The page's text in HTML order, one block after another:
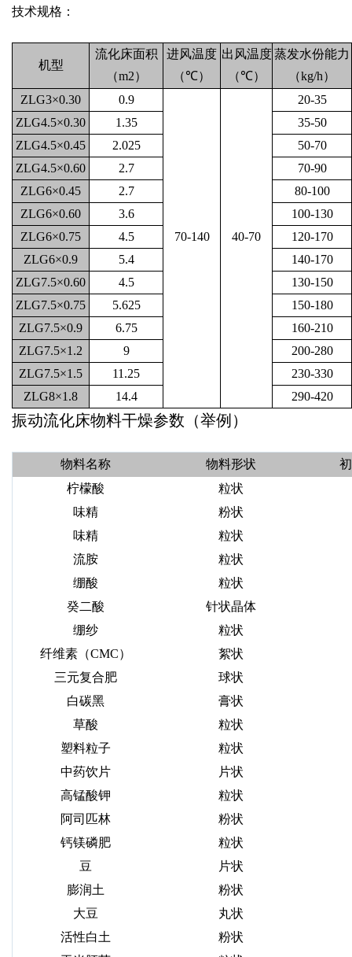
技术规格：
机型
流化床面积
（m2）
进风温度
（℃）
出风温度
（℃）
蒸发水份能力
（kg/h）
ZLG3×0.30
0.9
70-140 40-70
20-35
ZLG4.5×0.30
1.35
35-50
ZLG4.5×0.45
2.025
50-70
ZLG4.5×0.60
2.7
70-90
ZLG6×0.45
2.7
80-100
ZLG6×0.60
3.6
100-130
ZLG6×0.75
4.5
120-170
ZLG6×0.9
5.4
140-170
ZLG7.5×0.60
4.5
130-150
ZLG7.5×0.75
5.625
150-180
ZLG7.5×0.9
6.75
160-210
ZLG7.5×1.2
9
200-280
ZLG7.5×1.5
11.25
230-330
ZLG8×1.8
14.4 290-420
振动流化床物料干燥参数（举例）
物料名称 物料形状
柠檬酸
粒状
味精
粉状
味精
粒状
流胺
粒状
绷酸
粒状
癸二酸
针状晶体
绷纱
粒状
纤维素（CMC）
絮状
三元复合肥
球状
白碳黑
膏状
草酸
粒状
塑料粒子
粒状
中药饮片
片状
高锰酸钾
粒状
阿司匹林
粉状
钙镁磷肥
粒状
豆
片状
膨润土
粉状
大豆
丸状
活性白土
粉状